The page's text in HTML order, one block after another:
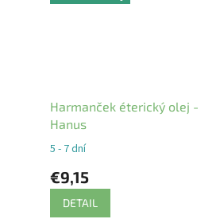
Harmanček éterický olej -
Hanus
5 - 7 dní
€9,15
DETAIL